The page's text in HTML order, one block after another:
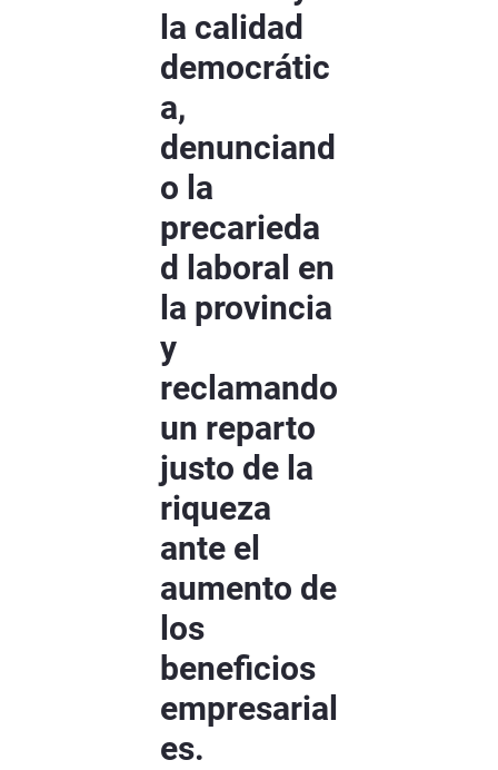
la calidad
democrátic
a,
denunciand
o la
precarieda
d laboral en
la provincia
y
reclamando
un reparto
justo de la
riqueza
ante el
aumento de
los
beneficios
empresarial
es.